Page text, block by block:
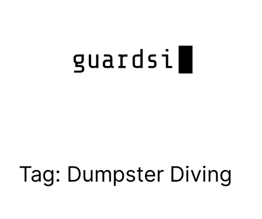
Tag: Dumpster Diving